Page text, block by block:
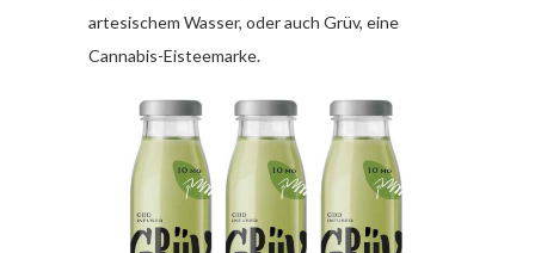
artesischem Wasser, oder auch Grüv, eine
Cannabis-Eisteemarke.